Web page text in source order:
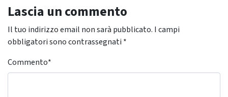
Lascia un commento
Il tuo indirizzo email non sarà pubblicato. I campi
obbligatori sono contrassegnati *
Commento*